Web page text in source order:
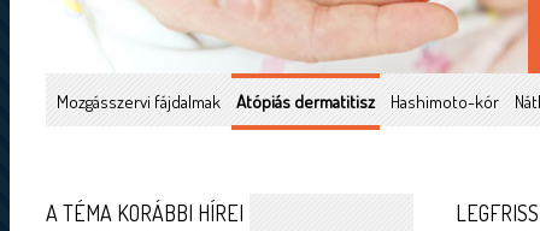
Mozgásszervi fájdalmak Atópiás dermatitisz Hashimoto-kór
A TÉMA KORÁBBI HÍREI